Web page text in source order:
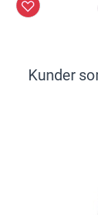
Kunder